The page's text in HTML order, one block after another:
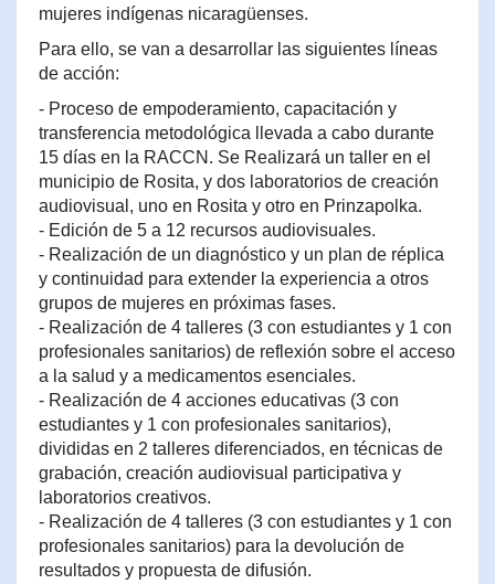
mujeres indígenas nicaragüenses.
Para ello, se van a desarrollar las siguientes líneas
de acción:
- Proceso de empoderamiento, capacitación y
transferencia metodológica llevada a cabo durante
15 días en la RACCN. Se Realizará un taller en el
municipio de Rosita, y dos laboratorios de creación
audiovisual, uno en Rosita y otro en Prinzapolka.
- Edición de 5 a 12 recursos audiovisuales.
- Realización de un diagnóstico y un plan de réplica
y continuidad para extender la experiencia a otros
grupos de mujeres en próximas fases.
- Realización de 4 talleres (3 con estudiantes y 1 con
profesionales sanitarios) de reflexión sobre el acceso
a la salud y a medicamentos esenciales.
- Realización de 4 acciones educativas (3 con
estudiantes y 1 con profesionales sanitarios),
divididas en 2 talleres diferenciados, en técnicas de
grabación, creación audiovisual participativa y
laboratorios creativos.
- Realización de 4 talleres (3 con estudiantes y 1 con
profesionales sanitarios) para la devolución de
resultados y propuesta de difusión.